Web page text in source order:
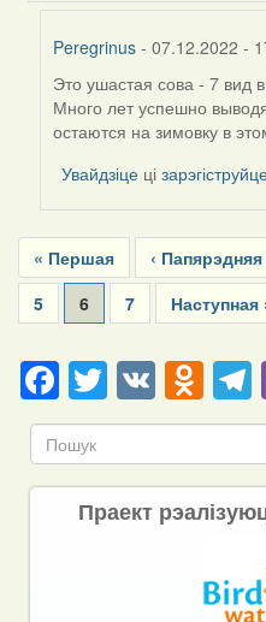
Peregrinus - 07.12.2022 -
In
reply
to
by
Harrier
Это ушастая сова - 7 вид
Много лет успешно
остаются на зимовку в
Увайдзіце ці
Pagination
First
page
« Першая
Previous
page
‹ Папярэдняя
Page
5
Current
page
6 Page
7
Next
page
Наступная
Facebook
Twitter
VK
Праект